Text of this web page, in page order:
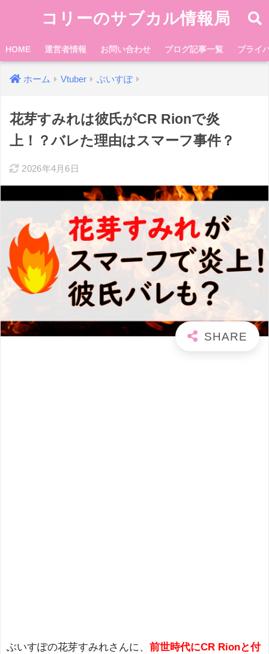
コリーのサブカル情報局
HOME 運営者情報 お問い合わせ ブログ記事一覧 プライ
ホーム Vtuber ぶいすぽ
花芽すみれは彼氏がCR Rionで炎
上！？バレた理由はスマーフ事件？
2026年4月6日
ぶいすぽの花芽すみれさんに、 前世時代にCR Rionと付